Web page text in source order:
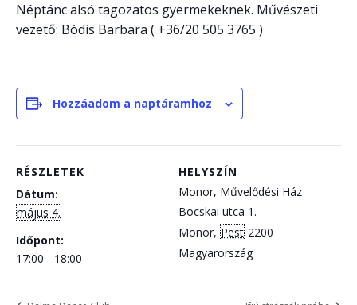
Néptánc alsó tagozatos gyermekeknek. Művészeti
vezető: Bódis Barbara ( +36/20 505 3765 )
Hozzáadom a naptáramhoz
RÉSZLETEK
Dátum:
május 4.
Időpont:
17:00 - 18:00
HELYSZÍN
Monor, Művelődési Ház
Bocskai utca 1.
Monor, Pest 2200
Magyarország